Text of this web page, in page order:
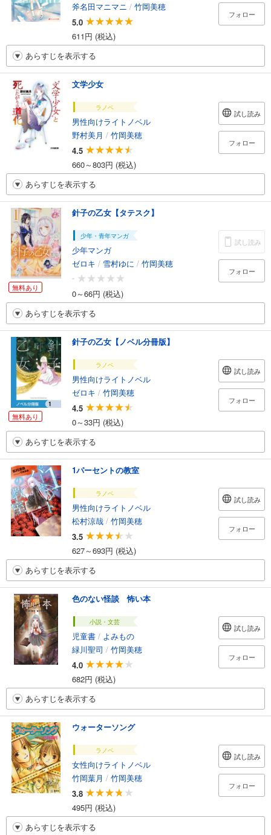
斧名田マニマニ / 竹岡美穂
5.0
611円 (税込)
フォロー
あらすじを表示する
文学少女
ラノベ
男性向けライトノベル
野村美月 / 竹岡美穂
4.5
660～803円 (税込)
試し読み
フォロー
あらすじを表示する
無料あり
針子の乙女【タテスク】
少年・青年マンガ
少年マンガ
ゼロキ / 雪村ゆに / 竹岡美穂
-
0～66円 (税込)
試し読み
フォロー
あらすじを表示する
無料あり
針子の乙女【ノベル分冊版】
ラノベ
男性向けライトノベル
ゼロキ / 竹岡美穂
4.5
0～33円 (税込)
試し読み
フォロー
あらすじを表示する
1パーセントの教室
ラノベ
男性向けライトノベル
松村涼哉 / 竹岡美穂
3.5
627～693円 (税込)
試し読み
フォロー
あらすじを表示する
色のない怪談 怖い本
小説・文芸
児童書 / よみもの
緑川聖司 / 竹岡美穂
4.0
682円 (税込)
試し読み
フォロー
あらすじを表示する
ウォーターソング
ラノベ
女性向けライトノベル
竹岡葉月 / 竹岡美穂
3.8
495円 (税込)
試し読み
フォロー
あらすじを表示する